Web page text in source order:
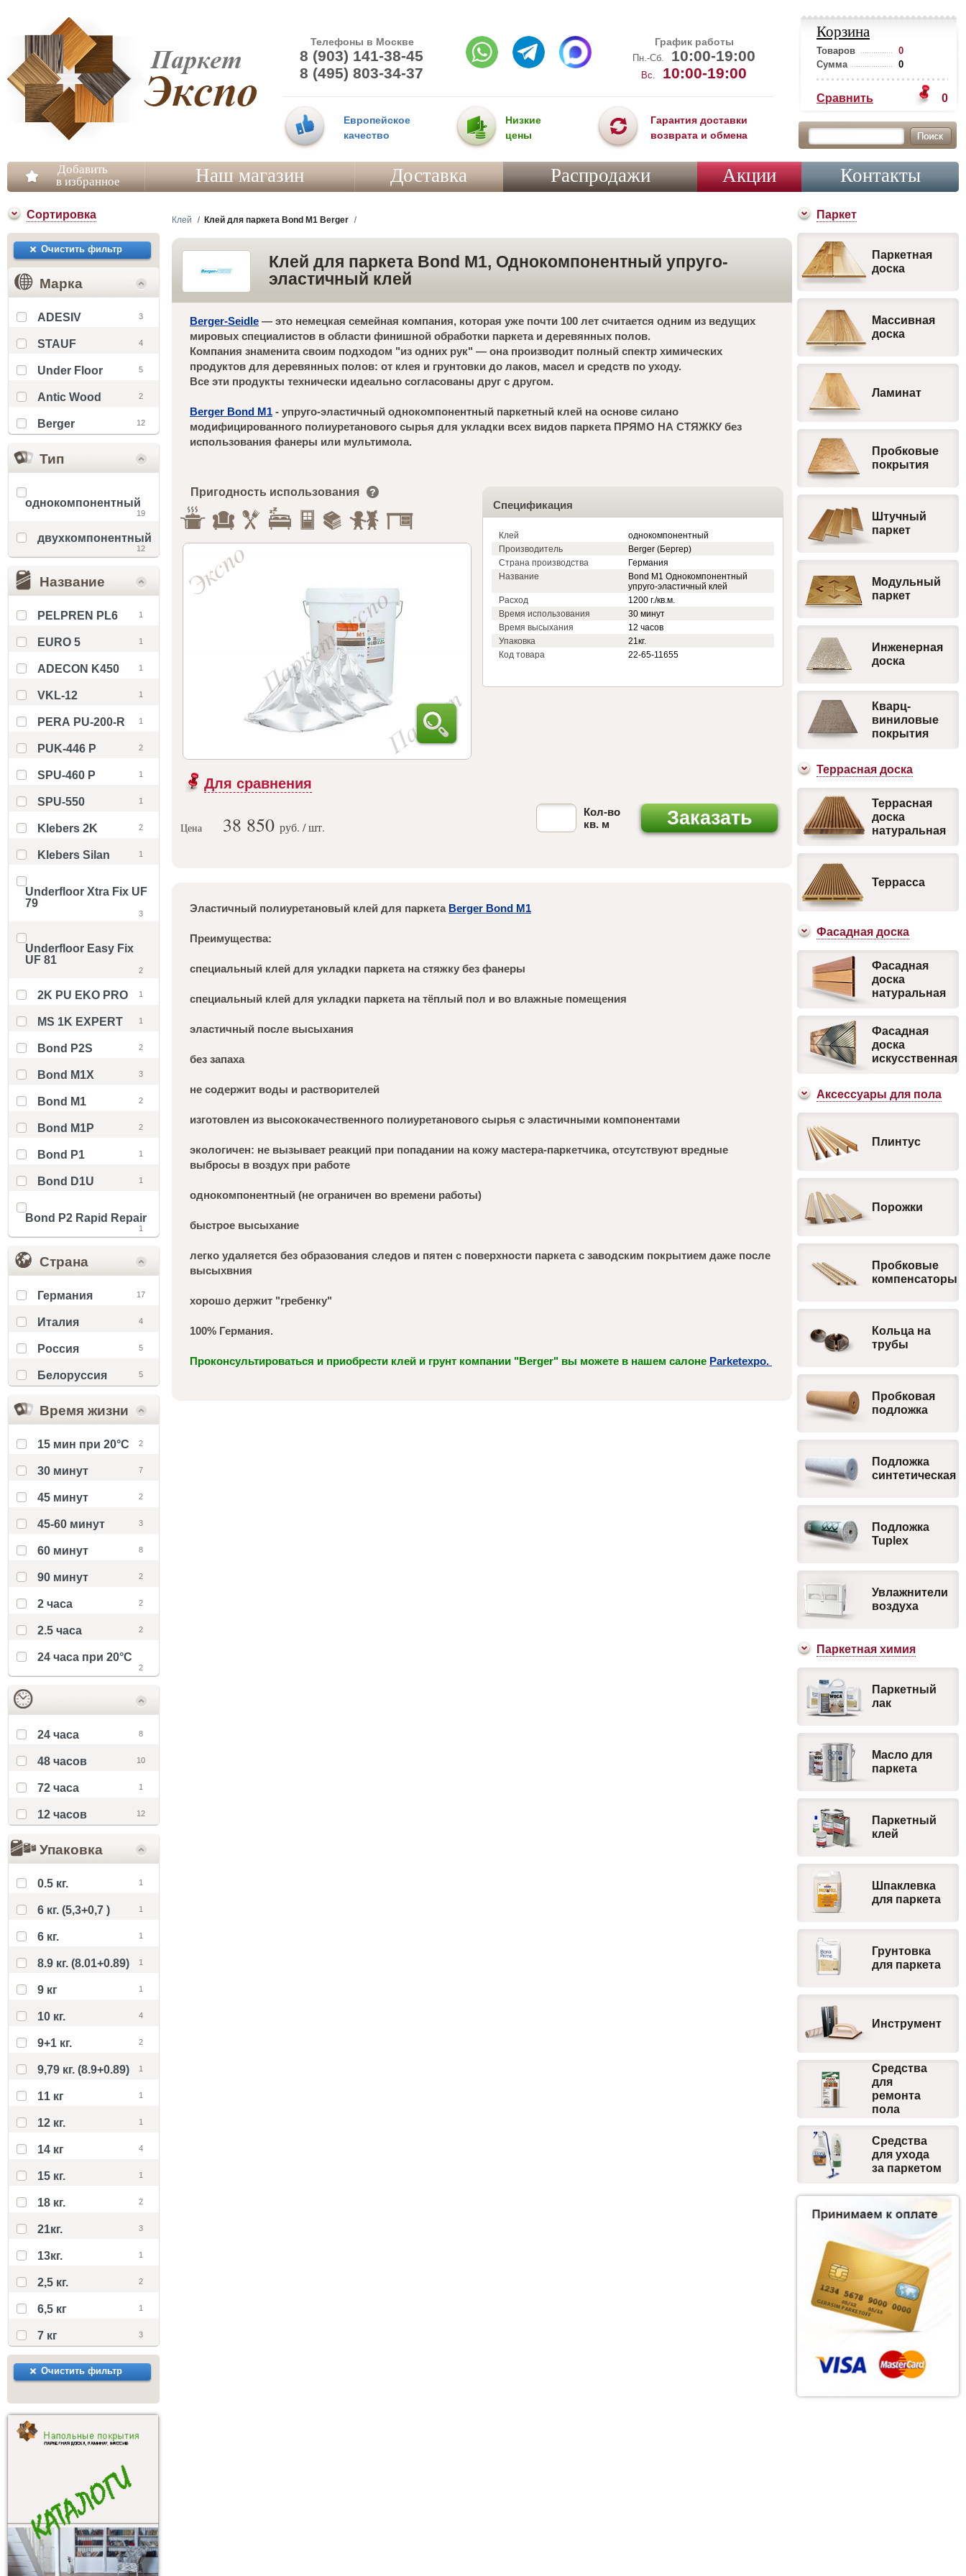
Телефоны в Москве
8 (903) 141-38-45
8 (495) 803-34-37
График работы
Пн.-Сб. 10:00-19:00
Вс. 10:00-19:00
Европейское
качество
Низкие
цены
Гарантия доставки
возврата и обмена
Корзина
Товаров
0
Сумма
0
Сравнить 0
Добавить
в избранное
Наш магазин Доставка Распродажи Акции Контакты
Клей Клей для паркета Bond M1 Berger
Клей для паркета Bond M1, Однокомпонентный упруго-
эластичный клей
Berger-Seidle — это немецкая семейная компания, которая уже почти 100 лет считается одним из ведущих
мировых специалистов в области финишной обработки паркета и деревянных полов.
Компания знаменита своим подходом "из одних рук" — она производит полный спектр химических
продуктов для деревянных полов: от клея и грунтовки до лаков, масел и средств по уходу.
Все эти продукты технически идеально согласованы друг с другом.
Berger Bond M1 - упруго-эластичный однокомпонентный паркетный клей на основе силано
модифицированного полиуретанового сырья для укладки всех видов паркета ПРЯМО НА СТЯЖКУ без
использования фанеры или мультимола.
Пригодность использования
Для сравнения
Спецификация
Клей
однокомпонентный
Производитель
Berger (Бергер)
Страна производства
Германия
Название
Bond M1 Однокомпонентный
упруго-эластичный клей
Расход
1200 г./кв.м.
Время использования
30 минут
Время высыхания
12 часов
Упаковка
21кг.
Код товара
22-65-11655
Цена 38 850 руб. / шт.
Кол-во
кв. м
Заказать
Эластичный полиуретановый клей для паркета Berger Bond M1
Преимущества:
специальный клей для укладки паркета на стяжку без фанеры
специальный клей для укладки паркета на тёплый пол и во влажные помещения
эластичный после высыхания
без запаха
не содержит воды и растворителей
изготовлен из высококачественного полиуретанового сырья с эластичными компонентами
экологичен: не вызывает реакций при попадании на кожу мастера-паркетчика, отсутствуют вредные
выбросы в воздух при работе
однокомпонентный (не ограничен во времени работы)
быстрое высыхание
легко удаляется без образования следов и пятен с поверхности паркета с заводским покрытием даже после
высыхвния
хорошо держит "гребенку"
100% Германия.
Проконсультироваться и приобрести клей и грунт компании "Berger" вы можете в нашем салоне Parketexpo.
Сортировка
Очистить фильтр
Марка
ADESIV 3
STAUF 4
Under Floor 5
Antic Wood 2
Berger 12
Тип
однокомпонентный
19
двухкомпонентный
12
Название
PELPREN PL6 1
EURO 5 1
ADECON K450 1
VKL-12 1
PERA PU-200-R 1
PUK-446 P 2
SPU-460 P 1
SPU-550 1
Klebers 2K 2
Klebers Silan 1
Underfloor Xtra Fix UF
79
3
Underfloor Easy Fix
UF 81
2
2K PU EKO PRO 1
MS 1K EXPERT 1
Bond P2S 2
Bond M1X 3
Bond M1 2
Bond M1P 2
Bond P1 1
Bond D1U 1
Bond P2 Rapid Repair
1
Страна
Германия 17
Италия 4
Россия 5
Белоруссия 5
Время жизни
15 мин при 20°С 2
30 минут 7
45 минут 2
45-60 минут 3
60 минут 8
90 минут 2
2 часа 2
2.5 часа 2
24 часа при 20°С
2
Полное высыхание
24 часа 8
48 часов 10
72 часа 1
12 часов 12
Упаковка
0.5 кг. 1
6 кг. (5,3+0,7 ) 1
6 кг. 1
8.9 кг. (8.01+0.89) 1
9 кг 1
10 кг. 4
9+1 кг. 2
9,79 кг. (8.9+0.89) 1
11 кг 1
12 кг. 1
14 кг 4
15 кг. 1
18 кг. 2
21кг. 3
13кг. 1
2,5 кг. 2
6,5 кг 1
7 кг 3
Очистить фильтр
Паркет
Паркетная
доска
Массивная
доска
Ламинат
Пробковые
покрытия
Штучный
паркет
Модульный
паркет
Инженерная
доска
Кварц-
виниловые
покрытия
Террасная доска
Террасная
доска
натуральная
Террасса
Фасадная доска
Фасадная
доска
натуральная
Фасадная
доска
искусственная
Аксесcуары для пола
Плинтус
Порожки
Пробковые
компенсаторы
Кольца на
трубы
Пробковая
подложка
Подложка
синтетическая
Подложка
Tuplex
Увлажнители
воздуха
Паркетная химия
Паркетный
лак
Масло для
паркета
Паркетный
клей
Шпаклевка
для паркета
Грунтовка
для паркета
Инструмент
Средства
для
ремонта
пола
Средства
для ухода
за паркетом